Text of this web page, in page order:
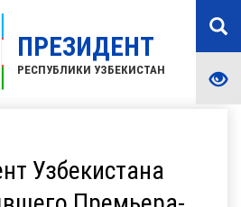
ПРЕЗИДЕНТ
РЕСПУБЛИКИ УЗБЕКИСТАН
Узбекистана